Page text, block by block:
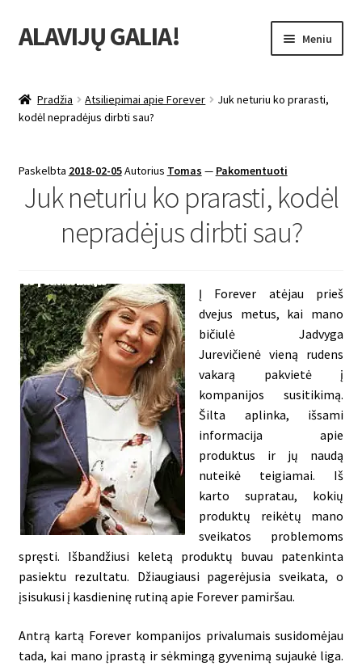
Pereiti
prie
Pereiti
prie
ALAVIJŲ GALIA! Meniu
sub-
Nuolaidos
Uždarbio galimybė
menu
Forever Living products
Pradžia Atsiliepimai apie Forever
Juk neturiu ko prarasti,
kodėl nepradėjus dirbti sau?
Paskelbta 2018-02-05Autorius Tomas — Pakomentuoti
Juk neturiu ko prarasti, kodėl
nepradėjus dirbti sau?
Į Forever atėjau prieš
dvejus metus, kai mano
bičiulė Jadvyga
Jurevičienė vieną rudens
vakarą pakvietė į
kompanijos susitikimą.
Šilta aplinka, išsami
informacija apie
produktus ir jų naudą
nuteikė teigiamai. Iš
karto supratau, kokių
produktų reikėtų mano
sveikatos problemoms
spręsti. Išbandžiusi keletą produktų buvau patenkinta
pasiektu rezultatu. Džiaugiausi pagerėjusia sveikata, o
įsisukusi į kasdieninę rutiną apie Forever pamiršau.
Antrą kartą Forever kompanijos privalumais susidomėjau
tada, kai mano įprastą ir sėkmingą gyvenimą sujaukė liga.